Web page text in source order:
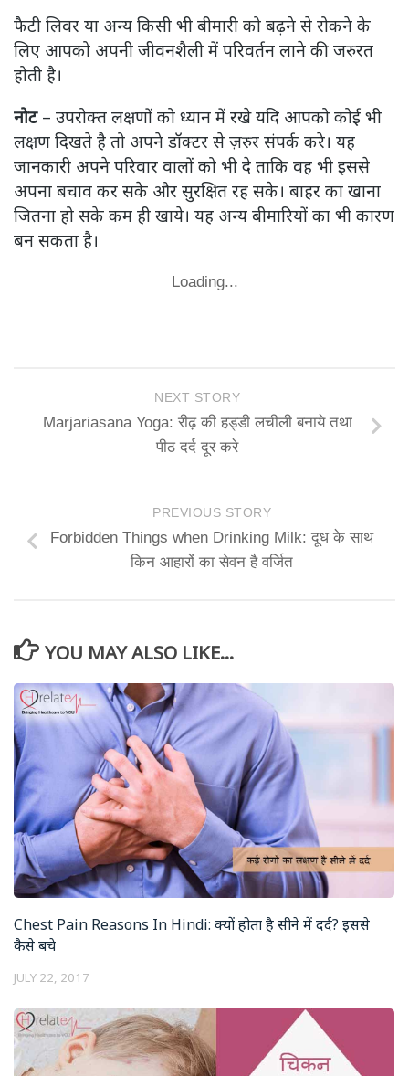
फैटी लिवर या अन्य किसी भी बीमारी को बढ़ने से रोकने के
लिए आपको अपनी जीवनशैली में परिवर्तन लाने की जरुरत
होती है।
नोट– उपरोक्त लक्षणों को ध्यान में रखे यदि आपको कोई भी
लक्षण दिखते है तो अपने डॉक्टर से ज़रुर संपर्क करे। यह
जानकारी अपने परिवार वालों को भी दे ताकि वह भी इससे
अपना बचाव कर सके और सुरक्षित रह सके। बाहर का खाना
जितना हो सके कम ही खाये। यह अन्य बीमारियों का भी कारण
बन सकता है।
Loading...
NEXT STORY
Marjariasana Yoga: रीढ़ की हड्डी लचीली बनाये तथा
पीठ दर्द दूर करे
PREVIOUS STORY
Forbidden Things when Drinking Milk: दूध के साथ
किन आहारों का सेवन है वर्जित
YOU MAY ALSO LIKE...
Chest Pain Reasons In Hindi: क्यों होता है सीने में दर्द? इससे
कैसे बचे
JULY 22, 2017